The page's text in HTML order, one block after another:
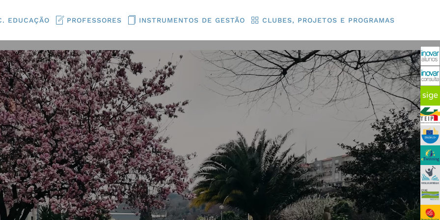
EDUCAÇÃO PROFESSORES INSTRUMENTOS DE GESTÃO CLUBES, PROJETOS E PROGRAMAS